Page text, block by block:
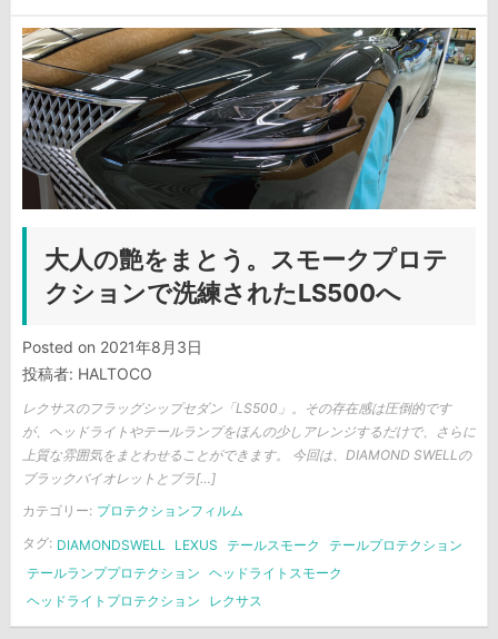
大人の艶をまとう。スモークプロテ
クションで洗練されたLS500へ
Posted on 2021年8月3日
投稿者: HALTOCO
レクサスのフラッグシップセダン「LS500」。その存在感は圧倒的です
が、ヘッドライトやテールランプをほんの少しアレンジするだけで、さらに
上質な雰囲気をまとわせることができます。 今回は、DIAMOND SWELLの
ブラックバイオレットとブラ[…]
カテゴリー: プロテクションフィルム
タグ: DIAMONDSWELL LEXUS テールスモーク
テールプロテクション
テールランププロテクション ヘッドライトスモーク
ヘッドライトプロテクション
レクサス